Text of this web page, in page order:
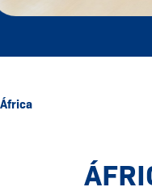
África